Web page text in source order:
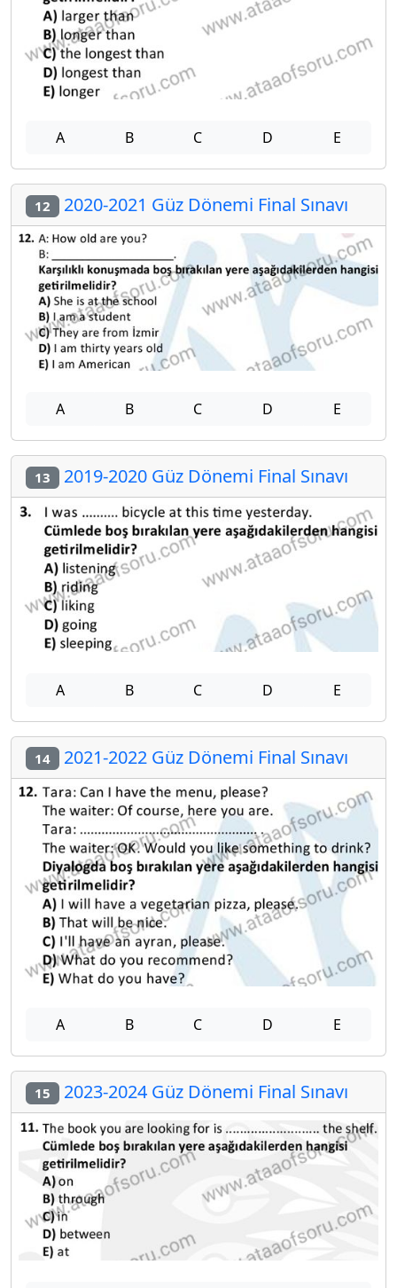
A B C D E
12 2020-2021 Güz Dönemi Final Sınavı
A B C D E
13 2019-2020 Güz Dönemi Final Sınavı
A B C D E
14 2021-2022 Güz Dönemi Final Sınavı
A B C D E
15 2023-2024 Güz Dönemi Final Sınavı